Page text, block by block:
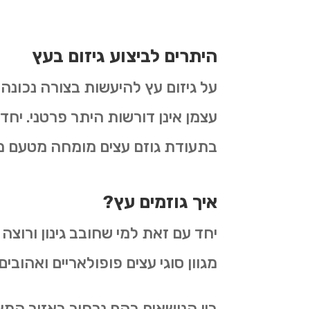
היתרים לביצוע גיזום בעץ
על גיזום עץ להיעשות בצורה
עצמן אינן דורשות היתר פרטני.
בתעודת גוזם עצים מומחה
איך גוזמים עץ?
יחד עם זאת למי שחובב גינון
מגוון סוגי עצים פופולאריים